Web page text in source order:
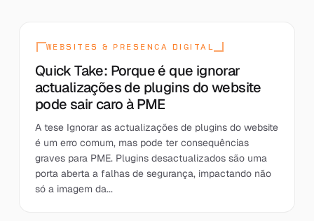
WEBSITES & PRESENCA DIGITAL
Quick Take: Porque é que ignorar
actualizações de plugins do website
pode sair caro à PME
A tese Ignorar as actualizações de plugins do website
é um erro comum, mas pode ter consequências
graves para PME. Plugins desactualizados são uma
porta aberta a falhas de segurança, impactando não
só a imagem da...